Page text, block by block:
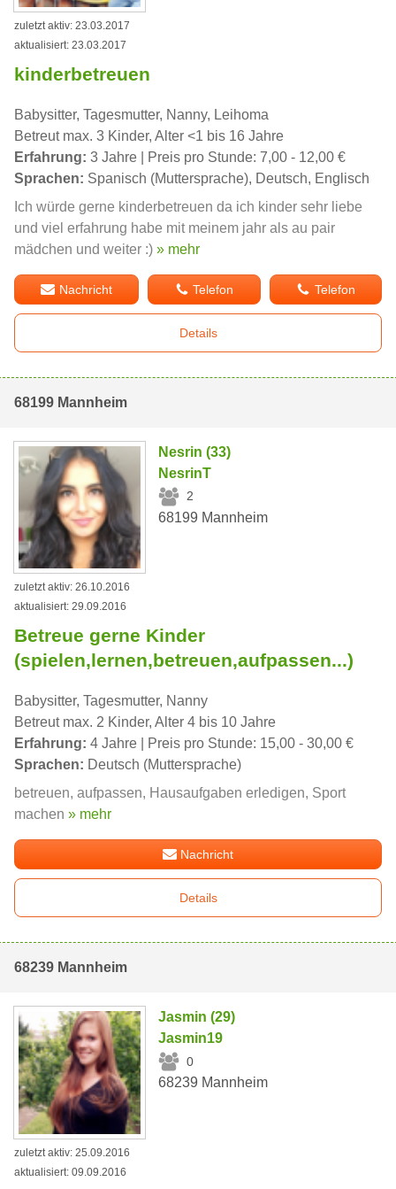
zuletzt aktiv: 23.03.2017
aktualisiert: 23.03.2017
kinderbetreuen
Babysitter, Tagesmutter, Nanny, Leihoma
Betreut max. 3 Kinder, Alter <1 bis 16 Jahre
Erfahrung: 3 Jahre | Preis pro Stunde: 7,00 - 12,00 €
Sprachen: Spanisch (Muttersprache), Deutsch, Englisch
Ich würde gerne kinderbetreuen da ich kinder sehr liebe
und viel erfahrung habe mit meinem jahr als au pair
mädchen und weiter :) » mehr
Nachricht Telefon Telefon
Details
68199 Mannheim
Nesrin (33)
NesrinT
2
68199 Mannheim
zuletzt aktiv: 26.10.2016
aktualisiert: 29.09.2016
Betreue gerne Kinder
(spielen,lernen,betreuen,aufpassen...)
Babysitter, Tagesmutter, Nanny
Betreut max. 2 Kinder, Alter 4 bis 10 Jahre
Erfahrung: 4 Jahre | Preis pro Stunde: 15,00 - 30,00 €
Sprachen: Deutsch (Muttersprache)
betreuen, aufpassen, Hausaufgaben erledigen, Sport
machen » mehr
Nachricht
Details
68239 Mannheim
Jasmin (29)
Jasmin19
0
68239 Mannheim
zuletzt aktiv: 25.09.2016
aktualisiert: 09.09.2016